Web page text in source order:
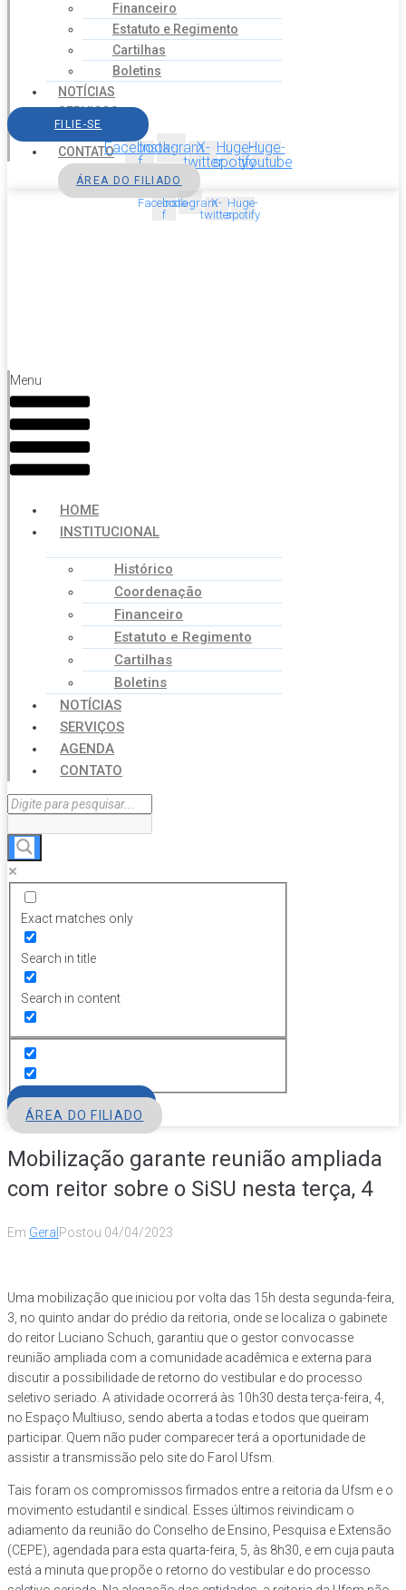
Financeiro
Estatuto e Regimento
Cartilhas
Boletins
NOTÍCIAS
SERVIÇOS
AGENDA
CONTATO
FILIE-SE
Facebook-
f
InstagramX-
twitter
Huge-
spotify
Huge-
youtube
ÁREA DO FILIADO
Facebook-
f
InstagramX-
twitter
Huge-
spotify
Menu
HOME
INSTITUCIONAL
Histórico
Coordenação
Financeiro
Estatuto e Regimento
Cartilhas
Boletins
NOTÍCIAS
SERVIÇOS
AGENDA
CONTATO
Exact matches only
Search in title
Search in content
ÁREA DO FILIADO
Mobilização garante reunião ampliada
com reitor sobre o SiSU nesta terça, 4
Em Geral Postou 04/04/2023
Uma mobilização que iniciou por volta das 15h desta segunda-feira,
3, no quinto andar do prédio da reitoria, onde se localiza o gabinete
do reitor Luciano Schuch, garantiu que o gestor convocasse
reunião ampliada com a comunidade acadêmica e externa para
discutir a possibilidade de retorno do vestibular e do processo
seletivo seriado. A atividade ocorrerá às 10h30 desta terça-feira, 4,
no Espaço Multiuso, sendo aberta a todas e todos que queiram
participar. Quem não puder comparecer terá a oportunidade de
assistir a transmissão pelo site do Farol Ufsm.
Tais foram os compromissos firmados entre a reitoria da Ufsm e o
movimento estudantil e sindical. Esses últimos reivindicam o
adiamento da reunião do Conselho de Ensino, Pesquisa e Extensão
(CEPE), agendada para esta quarta-feira, 5, às 8h30, e em cuja pauta
está a minuta que propõe o retorno do vestibular e do processo